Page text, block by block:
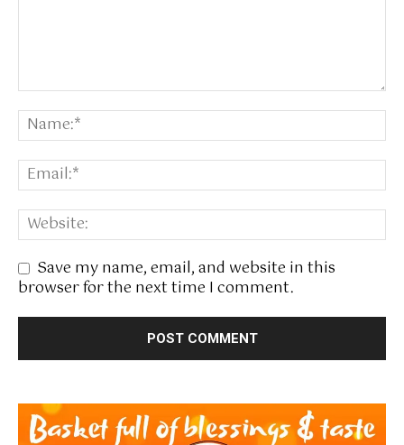
Save my name, email, and website in this
browser for the next time I comment.